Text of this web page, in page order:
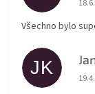
Všechno bylo
JK